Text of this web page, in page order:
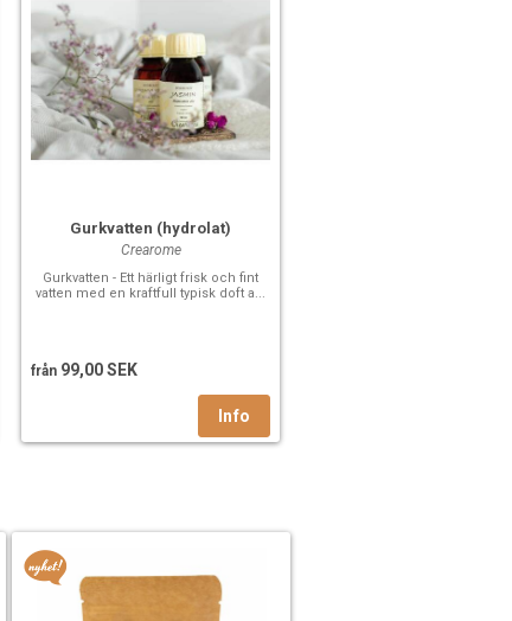
Gurkvatten (hydrolat)
Crearome
Gurkvatten - Ett härligt frisk och fint
vatten med en kraftfull typisk doft a...
från 99,00 SEK